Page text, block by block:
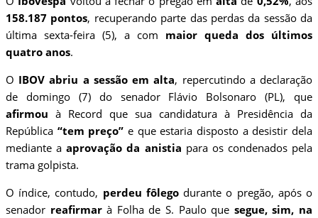
158.187 pontos, recuperando parte das perdas da sessão da
última sexta-feira (5), a com maior queda dos últimos
quatro anos.
O IBOV abriu a sessão em alta, repercutindo a declaração
de domingo (7) do senador Flávio Bolsonaro (PL), que
afirmou à Record que sua candidatura à Presidência da
República “tem preço” e que estaria disposto a desistir dela
mediante aaprovação da anistia para os condenados pela
trama golpista.
O índice, contudo, perdeu fôlegodurante o pregão, após o
senador reafirmarà Folha de S. Paulo que segue, sim, na